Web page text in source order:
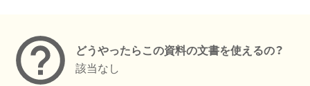
どうやったらこの資料の文書を使えるの？
該当なし